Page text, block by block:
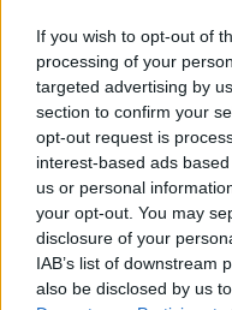
If you wish to opt-out of
processing of your
targeted advertising by
section to confirm your
opt-out request is
interest-based ads
us or personal
your opt-out. You may
disclosure of your
IAB’s list of downstream
also be disclosed by us